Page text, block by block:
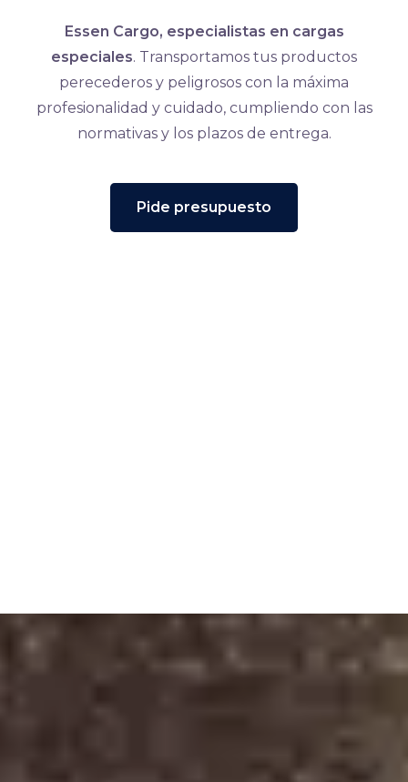
Essen Cargo, especialistas en cargas
especiales. Transportamos tus productos
perecederos y peligrosos con la máxima
profesionalidad y cuidado, cumpliendo con las
normativas y los plazos de entrega.
Pide presupuesto